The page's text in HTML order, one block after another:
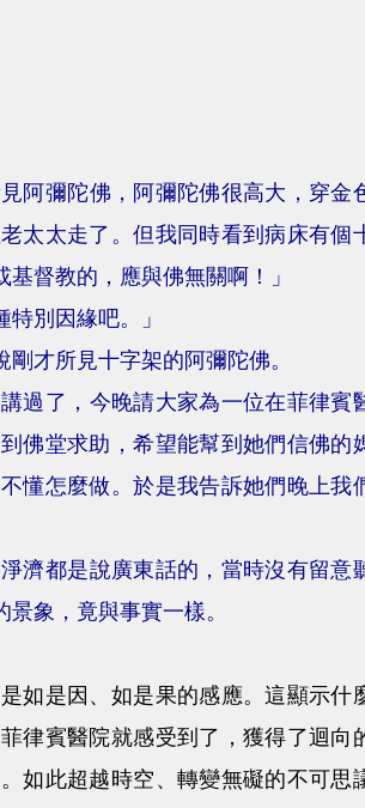
阿彌陀佛，阿彌陀佛很高大，穿金
太太走了。但我同時看到病床有個
督教的，應與佛無關啊！」
別因緣吧。」
才所見十字架的阿彌陀佛。
過了，今晚請大家為一位在菲律賓
佛堂求助，希望能幫到她們信佛的
懂怎麼做。於是我告訴她們晚上我
濟都是說廣東話的，當時沒有留意
象，竟與事實一樣。
是因、如是果的感應。這顯示什
律賓醫院就感受到了，獲得了迴向
如此超越時空、轉變無礙的不可思